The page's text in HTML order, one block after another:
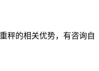
秤的相关优势，有咨询自